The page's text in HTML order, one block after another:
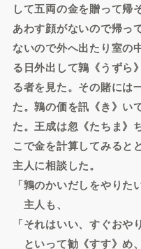
して五両の金を贈って帰
あわす顔がないので帰っ
ないので外へ出たり室の
る日外出して鶉《うずら
る者を見た。その賭には
た。鶉の価を訊《き》い
た。王成は忽《たちま》
こで金を計算してみると
主人に相談した。
「鶉のかいだしをやりた
主人も、
「それはいい、すぐおや
といって勧《すす》め